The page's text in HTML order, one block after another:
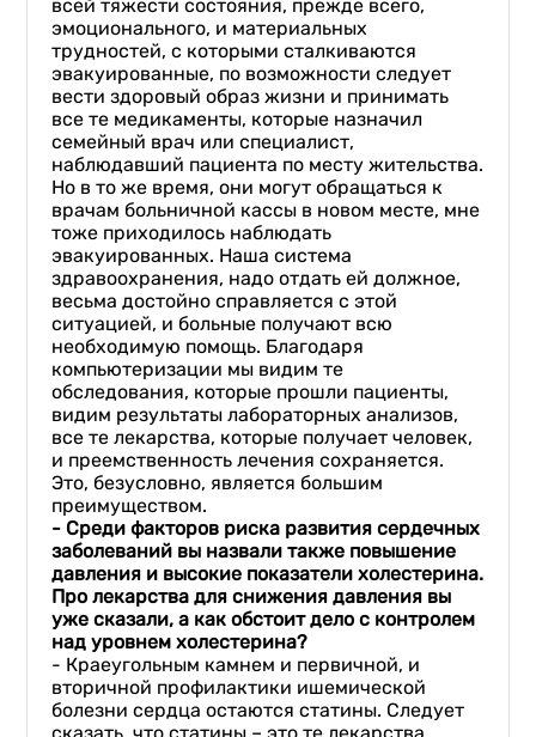
всей тяжести состояния, прежде всего,
эмоционального, и материальных
трудностей, с которыми сталкиваются
эвакуированные, по возможности следует
вести здоровый образ жизни и принимать
все те медикаменты, которые назначил
семейный врач или специалист,
наблюдавший пациента по месту жительства.
Но в то же время, они могут обращаться к
врачам больничной кассы в новом месте, мне
тоже приходилось наблюдать
эвакуированных. Наша система
здравоохранения, надо отдать ей должное,
весьма достойно справляется с этой
ситуацией, и больные получают всю
необходимую помощь. Благодаря
компьютеризации мы видим те
обследования, которые прошли пациенты,
видим результаты лабораторных анализов,
все те лекарства, которые получает человек,
и преемственность лечения сохраняется.
Это, безусловно, является большим
преимуществом.
- Среди факторов риска развития сердечных
заболеваний вы назвалитакже повышение
давления и высокие показатели холестерина.
Пролекарства для снижения давления вы
уже сказали, а как обстоит дело с контролем
над уровнем холестерина?
- Краеугольным камнем и первичной, и
вторичной профилактики ишемической
болезни сердца остаются статины. Следует